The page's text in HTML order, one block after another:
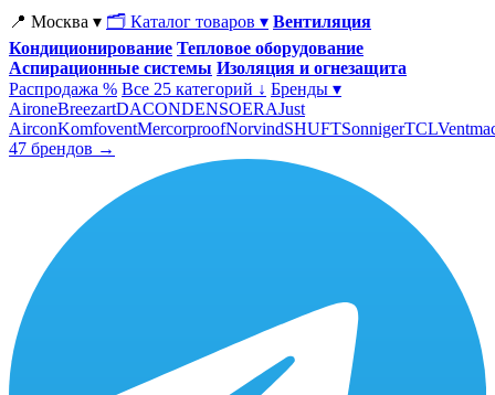
📍 Москва ▾ 🗂 Каталог товаров ▾ Вентиляция
Кондиционирование Тепловое оборудование
Аспирационные системы Изоляция и огнезащита
Распродажа % Все 25 категорий ↓ Бренды ▾
AironeBreezartDACONDENSOERAJust
AirconKomfoventMercorproofNorvindSHUFTSonnigerTCL
47 брендов →